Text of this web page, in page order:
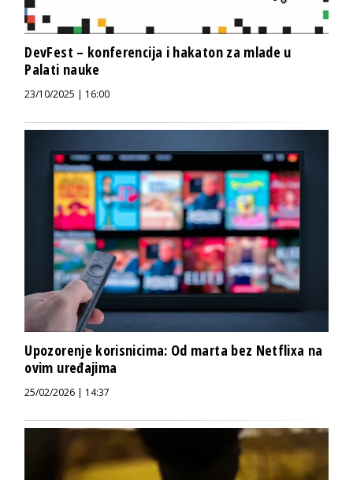
DevFest – konferencija i hakaton za mlade u
Palati nauke
23/10/2025 | 16:00
Upozorenje korisnicima: Od marta bez Netflixa na
ovim uređajima
25/02/2026 | 14:37